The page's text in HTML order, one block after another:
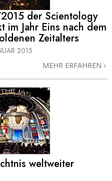
der Scientology
im Jahr Eins nach dem
Zeitalters
2015
MEHR ERFAHREN
weltweiter